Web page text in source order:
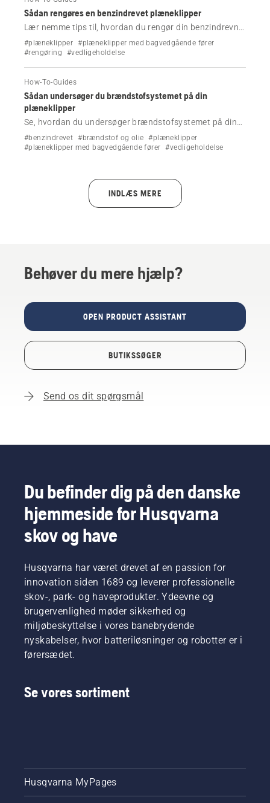
Sådan rengøres en benzindrevet plæneklipper
Lær nemme tips til, hvordan du rengør din benzindrevne
Husqvarna-plæneklipper.
#plæneklipper #plæneklipper med bagvedgående fører
#rengøring
#vedligeholdelse
How-To-Guides
Sådan undersøger du brændstofsystemet på din
plæneklipper
Se, hvordan du undersøger brændstofsystemet på din
plæneklipper.
#benzindrevet #brændstof og olie
#plæneklipper
#plæneklipper med bagvedgående fører
#vedligeholdelse
INDLÆS MERE
Behøver du mere hjælp?
OPEN PRODUCT ASSISTANT
BUTIKSSØGER
Send os dit spørgsmål
Du befinder dig på den danske
hjemmeside for Husqvarna
skov og have
Husqvarna har været drevet af en passion for
innovation siden 1689 og leverer professionelle
skov-, park- og haveprodukter. Ydeevne og
brugervenlighed møder sikkerhed og
miljøbeskyttelse i vores banebrydende
nyskabelser, hvor batteriløsninger og robotter er i
førersædet.
Se vores sortiment
Husqvarna MyPages